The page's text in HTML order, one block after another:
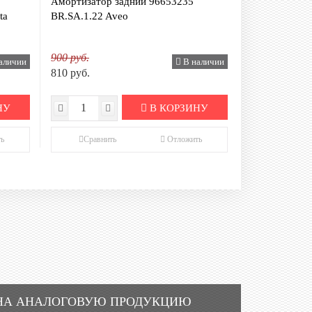
BR.SA.1.22 Aveo
900 руб.
810 руб.
В наличии
В КОРЗИНУ
Сравнить Отложить
АНАЛОГОВУЮ ПРОДУКЦИЮ